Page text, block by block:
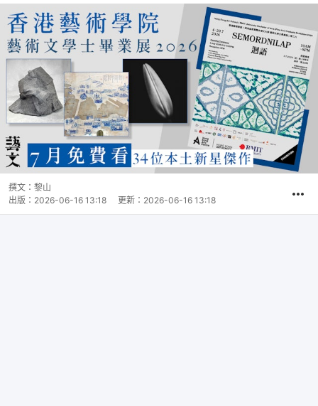
撰文： 黎山
出版： 2026-06-16 13:18 更新： 2026-06-16 13:18